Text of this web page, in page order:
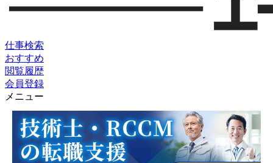
仕事検索
おすすめ
閲覧履歴
会員登録
メニュー